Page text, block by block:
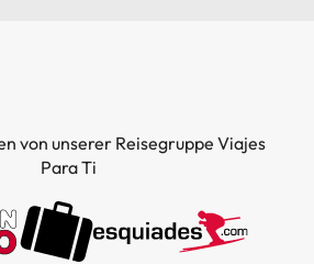
von unserer Reisegruppe Viajes
Para Ti